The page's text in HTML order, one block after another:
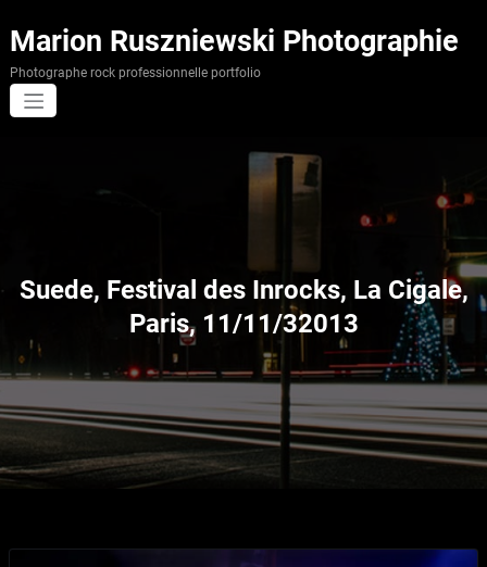
au
contenu
Marion Ruszniewski Photographie
Photographe rock professionnelle portfolio
Suede, Festival des Inrocks, La Cigale,
Paris, 11/11/32013